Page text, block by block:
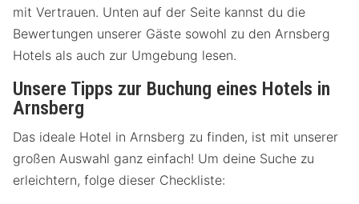
mit Vertrauen. Unten auf der Seite kannst du die
Bewertungen unserer Gäste sowohl zu den Arnsberg
Hotels als auch zur Umgebung lesen.
Unsere Tipps zur Buchung eines Hotels in
Arnsberg
Das ideale Hotel in Arnsberg zu finden, ist mit unserer
großen Auswahl ganz einfach! Um deine Suche zu
erleichtern, folge dieser Checkliste: